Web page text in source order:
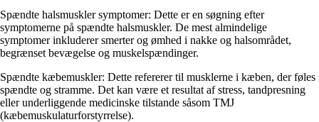
Spændte halsmuskler symptomer: Dette er en søgning efter
symptomerne på spændte halsmuskler. De mest almindelige
symptomer inkluderer smerter og ømhed i nakke og halsområdet,
begrænset bevægelse og muskelspændinger.
Spændte kæbemuskler: Dette refererer til musklerne i kæben, der føles
spændte og stramme. Det kan være et resultat af stress, tandpresning
eller underliggende medicinske tilstande såsom TMJ
(kæbemuskulaturforstyrrelse).